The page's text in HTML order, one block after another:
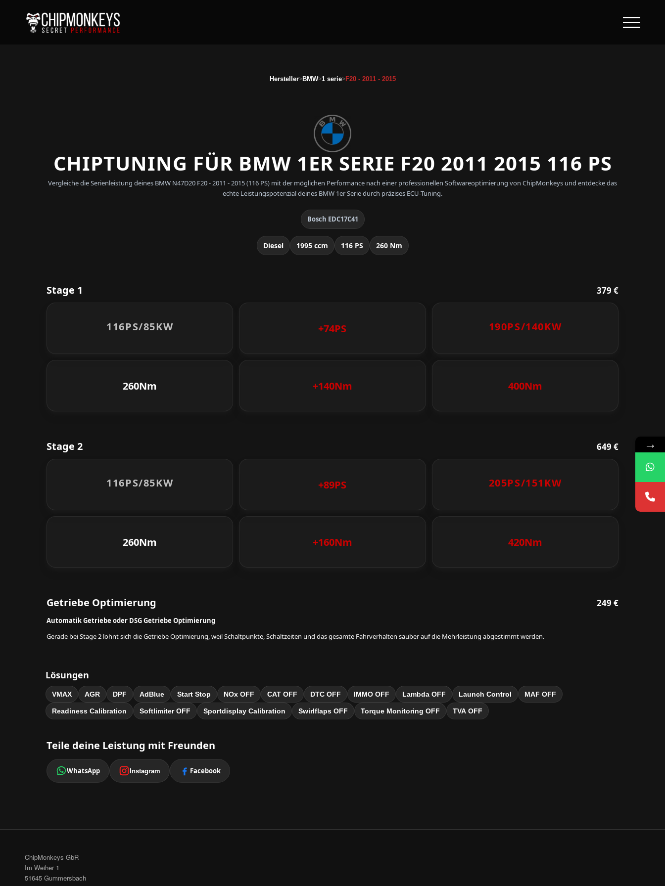
Hersteller>BMW>1 serie>F20 - 2011 - 2015
CHIPTUNING FÜR BMW 1ER SERIE F20 2011 2015 116 PS
Vergleiche die Serienleistung deines BMW N47D20 F20 - 2011 - 2015 (116 PS) mit der möglichen Performance nach einer professionellen Softwareoptimierung von ChipMonkeys und entdecke das
echte Leistungspotenzial deines BMW 1er Serie durch präzises ECU-Tuning.
Bosch EDC17C41
Diesel 1995 ccm 116 PS 260 Nm
Stage 1 379 €
116PS/85KW +74PS 190PS/140KW
260Nm +140Nm 400Nm
Stage 2 649 €
116PS/85KW +89PS 205PS/151KW
260Nm +160Nm 420Nm
Getriebe Optimierung 249 €
Automatik Getriebe oder DSG Getriebe Optimierung
Gerade bei Stage 2 lohnt sich die Getriebe Optimierung, weil Schaltpunkte, Schaltzeiten und das gesamte Fahrverhalten sauber auf die Mehrleistung abgestimmt werden.
Lösungen
VMAX AGR DPF AdBlue Start Stop NOx OFF CAT OFF DTC OFF IMMO OFF Lambda OFF Launch Control MAF OFF
Readiness Calibration Softlimiter OFF Sportdisplay Calibration Swirlflaps OFF Torque Monitoring OFF TVA OFF
Teile deine Leistung mit Freunden
WhatsApp Instagram Facebook
ChipMonkeys GbR
Im Weiher 1
51645 Gummersbach
→